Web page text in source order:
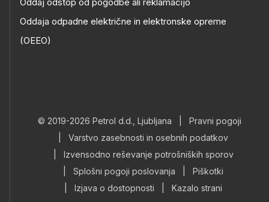
Oddaja odpadne električne in elektronske opreme
(OEEO)
© 2019-2026 Petrol d.d., Ljubljana
Pravni pogoji
Varstvo zasebnosti in osebnih podatkov
Izvensodno reševanje potrošniških sporov
Splošni pogoji poslovanja
Piškotki
Izjava o dostopnosti Kazalo strani